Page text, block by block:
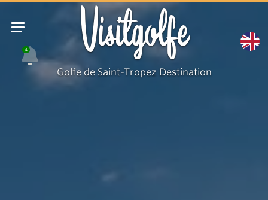
4 Visitgolfe
Golfe de Saint-Tropez Destination